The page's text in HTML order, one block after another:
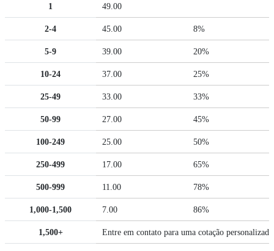
1 49.00
2-4 45.00 8%
5-9 39.00 20%
10-24 37.00 25%
25-49 33.00 33%
50-99 27.00 45%
100-249 25.00 50%
250-499 17.00 65%
500-999 11.00 78%
1,000-1,500 7.00 86%
1,500+ Entre em contato para uma cotação personalizada